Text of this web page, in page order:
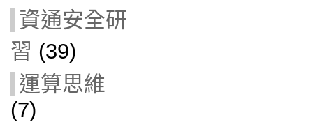
資通安全研
習 (39)
運算思維
(7)